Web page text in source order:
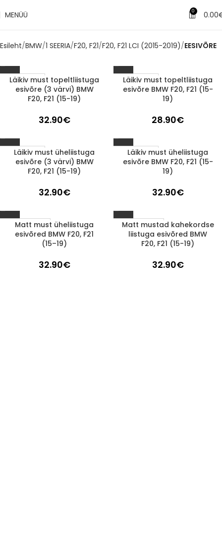
MENÜÜ 0 0.00
Esileht BMW 1 SEERIA F20, F21 F20, F21 LCI (2015-2019) EESIVÕRE
1-3 d.d.
Läikiv must topeltliistuga
esivõre (3 värvi) BMW
F20, F21 (15-19)
32.90€
1-3 d.d.
Läikiv must topeltliistuga
esivõre BMW F20, F21 (15-
19)
28.90€
1-3 d.d.
Läikiv must üheliistuga
esivõre (3 värvi) BMW
F20, F21 (15-19)
32.90€
1-3 d.d.
Läikiv must üheliistuga
esivõre BMW F20, F21 (15-
19)
32.90€
Läbimüüdud
Matt must üheliistuga
esivõred BMW F20, F21
(15–19)
32.90€
Läbimüüdud
Matt mustad kahekordse
liistuga esivõred BMW
F20, F21 (15-19)
32.90€